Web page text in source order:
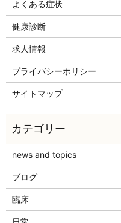
よくある症状
健康診断
求人情報
プライバシーポリシー
サイトマップ
news and topics
ブログ
臨床